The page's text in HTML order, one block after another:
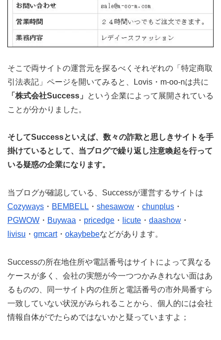
そこで両サイトの運営元を探るべくそれぞれの「特定商取
引法表記」ページを開いてみると、Lovis・m-oo-nは共に
「株式会社Success」
という企業によって展開されている
ことが分かりました。
そしてSuccessといえば、数々の詐欺と思しきサイトを手
掛けているとして、当ブログで繰り返し注意喚起を行って
いる疑惑の企業になります。
当ブログが確認している、Successが運営するサイトは
Cozyways ・ BEMBELL ・ shesawow ・ chunplus ・
PGWOW ・ Buywaa ・ pricedge ・ licute ・ daashow ・
livisu ・ gmcart・ okaybebeなどがあります。
Successの所在地住所や電話番号はサイトによって異なる
ケースが多く、会社の実態が今一つつかみきれない面はあ
るものの、同一サイト内の住所と電話番号の市外局番すら
一致していない状況がみられることから、個人的には会社
情報自体がでたらめではないかと疑っていますよ；